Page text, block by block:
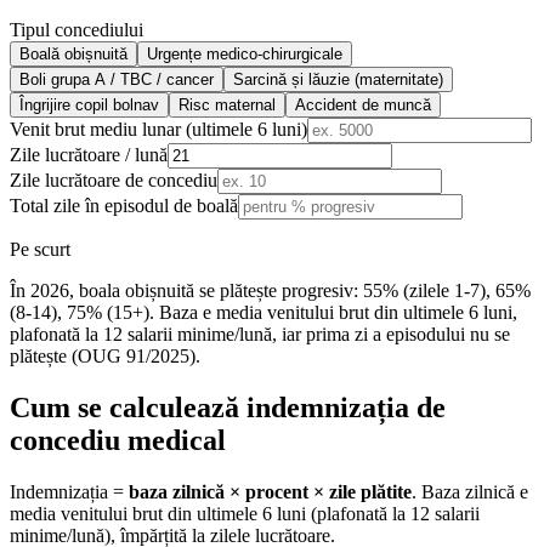
Tipul concediului
Boală obișnuită
Urgențe medico-chirurgicale
Boli grupa A / TBC / cancer
Sarcină și lăuzie (maternitate)
Îngrijire copil bolnav
Risc maternal Accident de muncă
Venit brut mediu lunar (ultimele 6 luni)
Zile lucrătoare / lună
Zile lucrătoare de concediu
Total zile în episodul de boală
Pe scurt
În 2026, boala obișnuită se plătește progresiv: 55% (zilele 1-7), 65%
(8-14), 75% (15+). Baza e media venitului brut din ultimele 6 luni,
plafonată la 12 salarii minime/lună, iar prima zi a episodului nu se
plătește (OUG 91/2025).
Cum se calculează indemnizația de
concediu medical
Indemnizația = baza zilnică × procent × zile plătite. Baza zilnică e
media venitului brut din ultimele 6 luni (plafonată la 12 salarii
minime/lună), împărțită la zilele lucrătoare.